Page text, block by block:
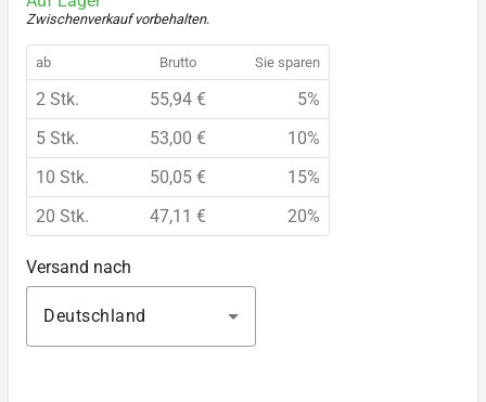
Zwischenverkauf vorbehalten.
ab Brutto Sie sparen
2 Stk. 55,94 €
5%
5 Stk.
53,00 €
10%
10 Stk.
50,05 €
15%
20 Stk.
47,11 € 20%
Versand nach
Deutschland